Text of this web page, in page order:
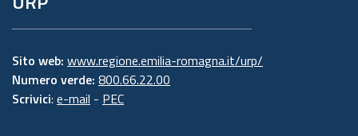
Sito web: www.regione.emilia-romagna.it/urp/
Numero verde: 800.66.22.00
Scrivici: e-mail - PEC